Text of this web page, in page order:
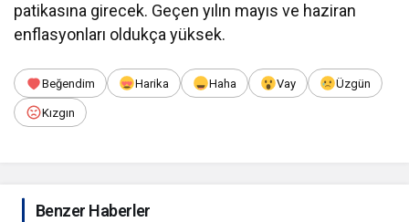
patikasına girecek. Geçen yılın mayıs ve haziran
enflasyonları oldukça yüksek.
Beğendim Harika Haha Vay Üzgün
Kızgın
Benzer Haberler